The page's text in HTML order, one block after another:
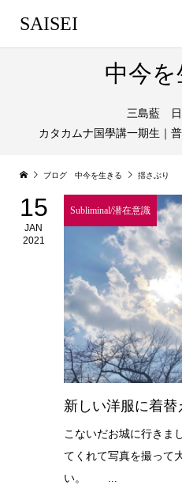
SAISEI
中今を
三島藍 日
カタカムナ国學講一期生｜
ブログ 中今を生きる 揺さぶり
15
JAN
2021
Subliminal/潜在意識
新しい洋服に着替
こないだお城に行き
てくれて写真を撮っ
い。 ...